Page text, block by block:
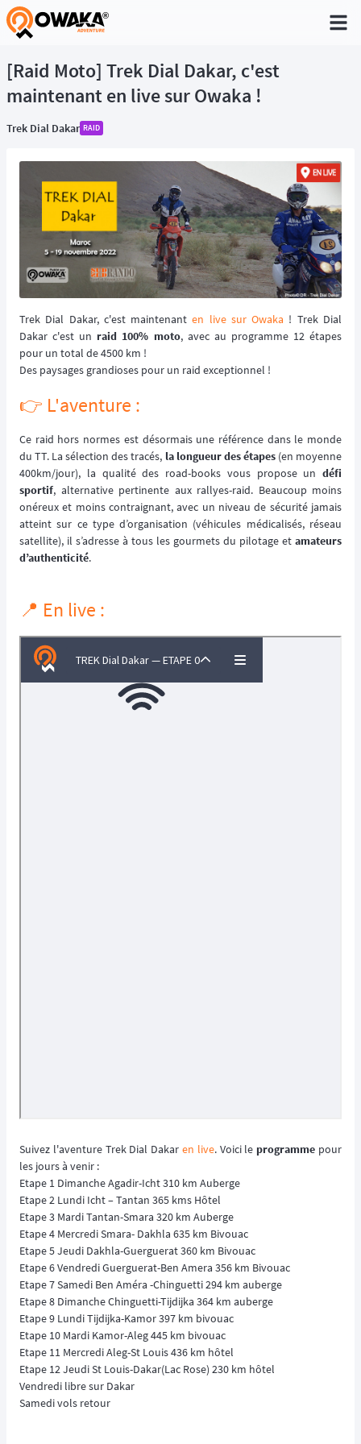
®
[Raid Moto] Trek Dial Dakar, c'est
maintenant en live sur Owaka !
Trek Dial Dakar RAID
Trek Dial Dakar, c'est maintenanten live sur Owaka ! Trek Dial
Dakar c'est un raid 100% moto, avec au programme 12 étapes
pour un total de 4500 km !
Des paysages grandioses pour un raid exceptionnel !
👉️ L'aventure :
Ce raid hors normes est désormais une référence dans le monde
du TT. La sélection des tracés, la longueur des étapes(en moyenne
400km/jour), la qualité des road-books vous propose un défi
sportif, alternative pertinente aux rallyes-raid. Beaucoup moins
onéreux et moins contraignant, avec un niveau de sécurité jamais
atteint sur ce type d’organisation (véhicules médicalisés, réseau
satellite), il s’adresse à tous les gourmets du pilotage et amateurs
d’authenticité.
📍 En live :
Suivez l'aventure Trek Dial Dakar en live. Voici le programme pour
les jours à venir :
Etape 1 Dimanche Agadir-Icht 310 km Auberge
Etape 2 Lundi Icht – Tantan 365 kms Hôtel
Etape 3 Mardi Tantan-Smara 320 km Auberge
Etape 4 Mercredi Smara- Dakhla 635 km Bivouac
Etape 5 Jeudi Dakhla-Guerguerat 360 km Bivouac
Etape 6 Vendredi Guerguerat-Ben Amera 356 km Bivouac
Etape 7 Samedi Ben Améra -Chinguetti 294 km auberge
Etape 8 Dimanche Chinguetti-Tijdijka 364 km auberge
Etape 9 Lundi Tijdijka-Kamor 397 km bivouac
Etape 10 Mardi Kamor-Aleg 445 km bivouac
Etape 11 Mercredi Aleg-St Louis 436 km hôtel
Etape 12 Jeudi St Louis-Dakar(Lac Rose) 230 km hôtel
Vendredi libre sur Dakar
Samedi vols retour